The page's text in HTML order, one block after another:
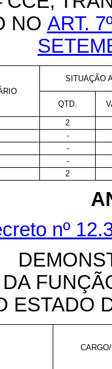
NO ART.
SITUAÇÃO
QTD.
2
-
-
-
2
nº
ESTADO